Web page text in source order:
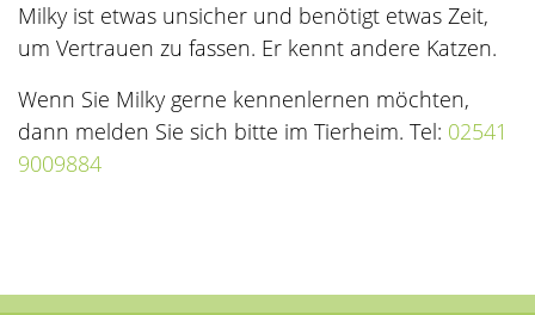
Milky ist etwas unsicher und benötigt etwas Zeit,
um Vertrauen zu fassen. Er kennt andere Katzen.
Wenn Sie Milky gerne kennenlernen möchten,
dann melden Sie sich bitte im Tierheim. Tel: 02541
9009884